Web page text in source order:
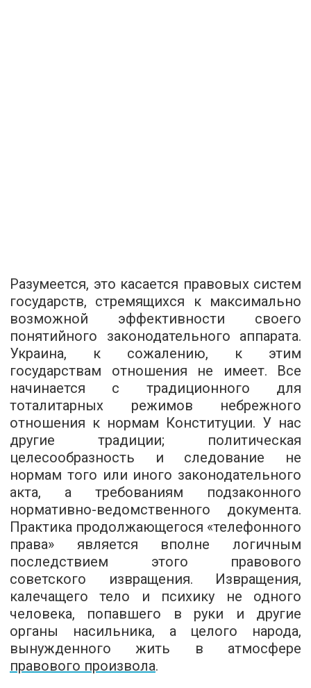
Разумеется, это касается правовых систем
государств, стремящихся к максимально
возможной эффективности своего
понятийного законодательного аппарата.
Украина, к сожалению, к этим
государствам отношения не имеет. Все
начинается с традиционного для
тоталитарных режимов небрежного
отношения к нормам Конституции. У нас
другие традиции; политическая
целесообразность и следование не
нормам того или иного законодательного
акта, а требованиям подзаконного
нормативно-ведомственного документа.
Практика продолжающегося «телефонного
права» является вполне логичным
последствием этого правового
советского извращения. Извращения,
калечащего тело и психику не одного
человека, попавшего в руки и другие
органы насильника, а целого народа,
вынужденного жить в атмосфере
правового произвола.